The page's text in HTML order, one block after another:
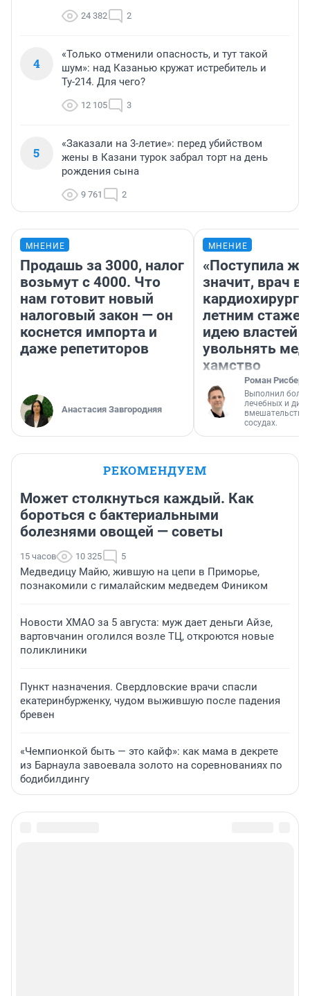
24 382 2
4
«Только отменили опасность, и тут такой
шум»: над Казанью кружат истребитель и
Ту-214. Для чего?
12 105 3
5
«Заказали на 3-летие»: перед убийством
жены в Казани турок забрал торт на день
рождения сына
9 761 2
МНЕНИЕ
Продашь за 3000, налог
возьмут с 4000. Что
нам готовит новый
налоговый закон — он
коснется импорта и
даже репетиторов
Анастасия Завгородняя
МНЕНИЕ
«Поступила
значит, врач
кардиохирург
летним
идею властей
увольнять
хамство
Роман Рисберг
Выполнил
лечебных и
вмешательств
сосудах.
РЕКОМЕНДУЕМ
Может столкнуться каждый. Как
бороться с бактериальными
болезнями овощей — советы
15 часов 10 325 5
Медведицу Майю, жившую на цепи в Приморье,
познакомили с гималайским медведем Фиником
Новости ХМАО за 5 августа: муж дает деньги Айзе,
вартовчанин оголился возле ТЦ, откроются новые
поликлиники
Пункт назначения. Свердловские врачи спасли
екатеринбурженку, чудом выжившую после падения
бревен
«Чемпионкой быть — это кайф»: как мама в декрете
из Барнаула завоевала золото на соревнованиях по
бодибилдингу